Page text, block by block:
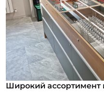
Широкий ассортимент